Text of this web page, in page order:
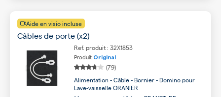
Aide en visio incluse
Câbles de porte (x2)
Ref. produit : 32X1853
Produit Original
(79)
Alimentation - Câble - Bornier - Domino pour
Lave-vaisselle ORANIER